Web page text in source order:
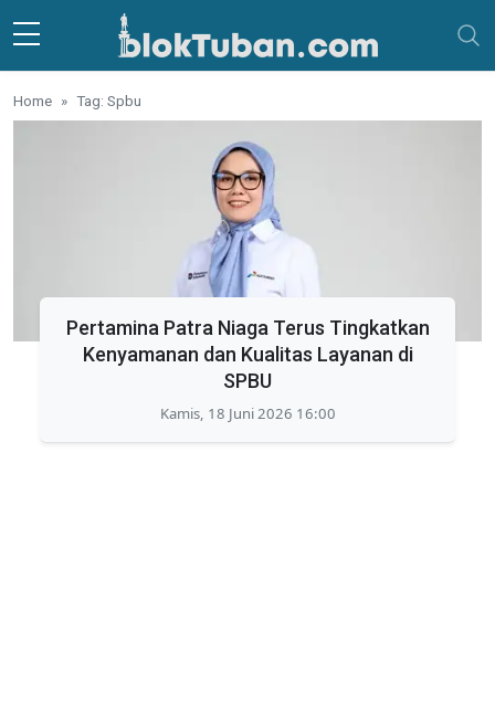
Skip to main content
Home Tag: Spbu
Pertamina Patra Niaga Terus Tingkatkan
Kenyamanan dan Kualitas Layanan di
SPBU
Kamis, 18 Juni 2026 16:00